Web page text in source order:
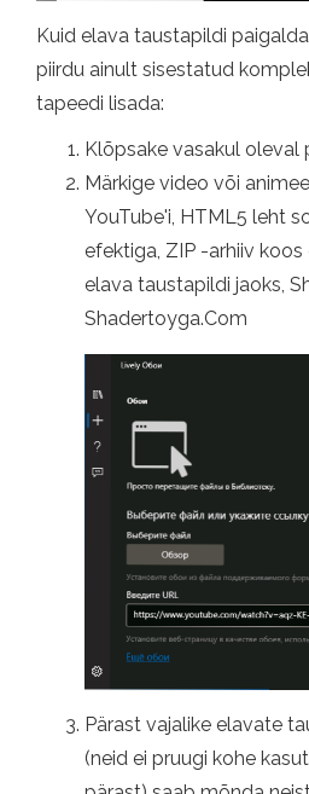
Kuid elava taustapildi
piirdu ainult sisestatud
tapeedi lisada:
Klõpsake vasakul oleval
Märkige video või
YouTube'i, HTML5 leht
efektiga, ZIP -arhiiv
elava taustapildi jaoks,
Shadertoyga.Com
Pärast vajalike elavate
(neid ei pruugi kohe